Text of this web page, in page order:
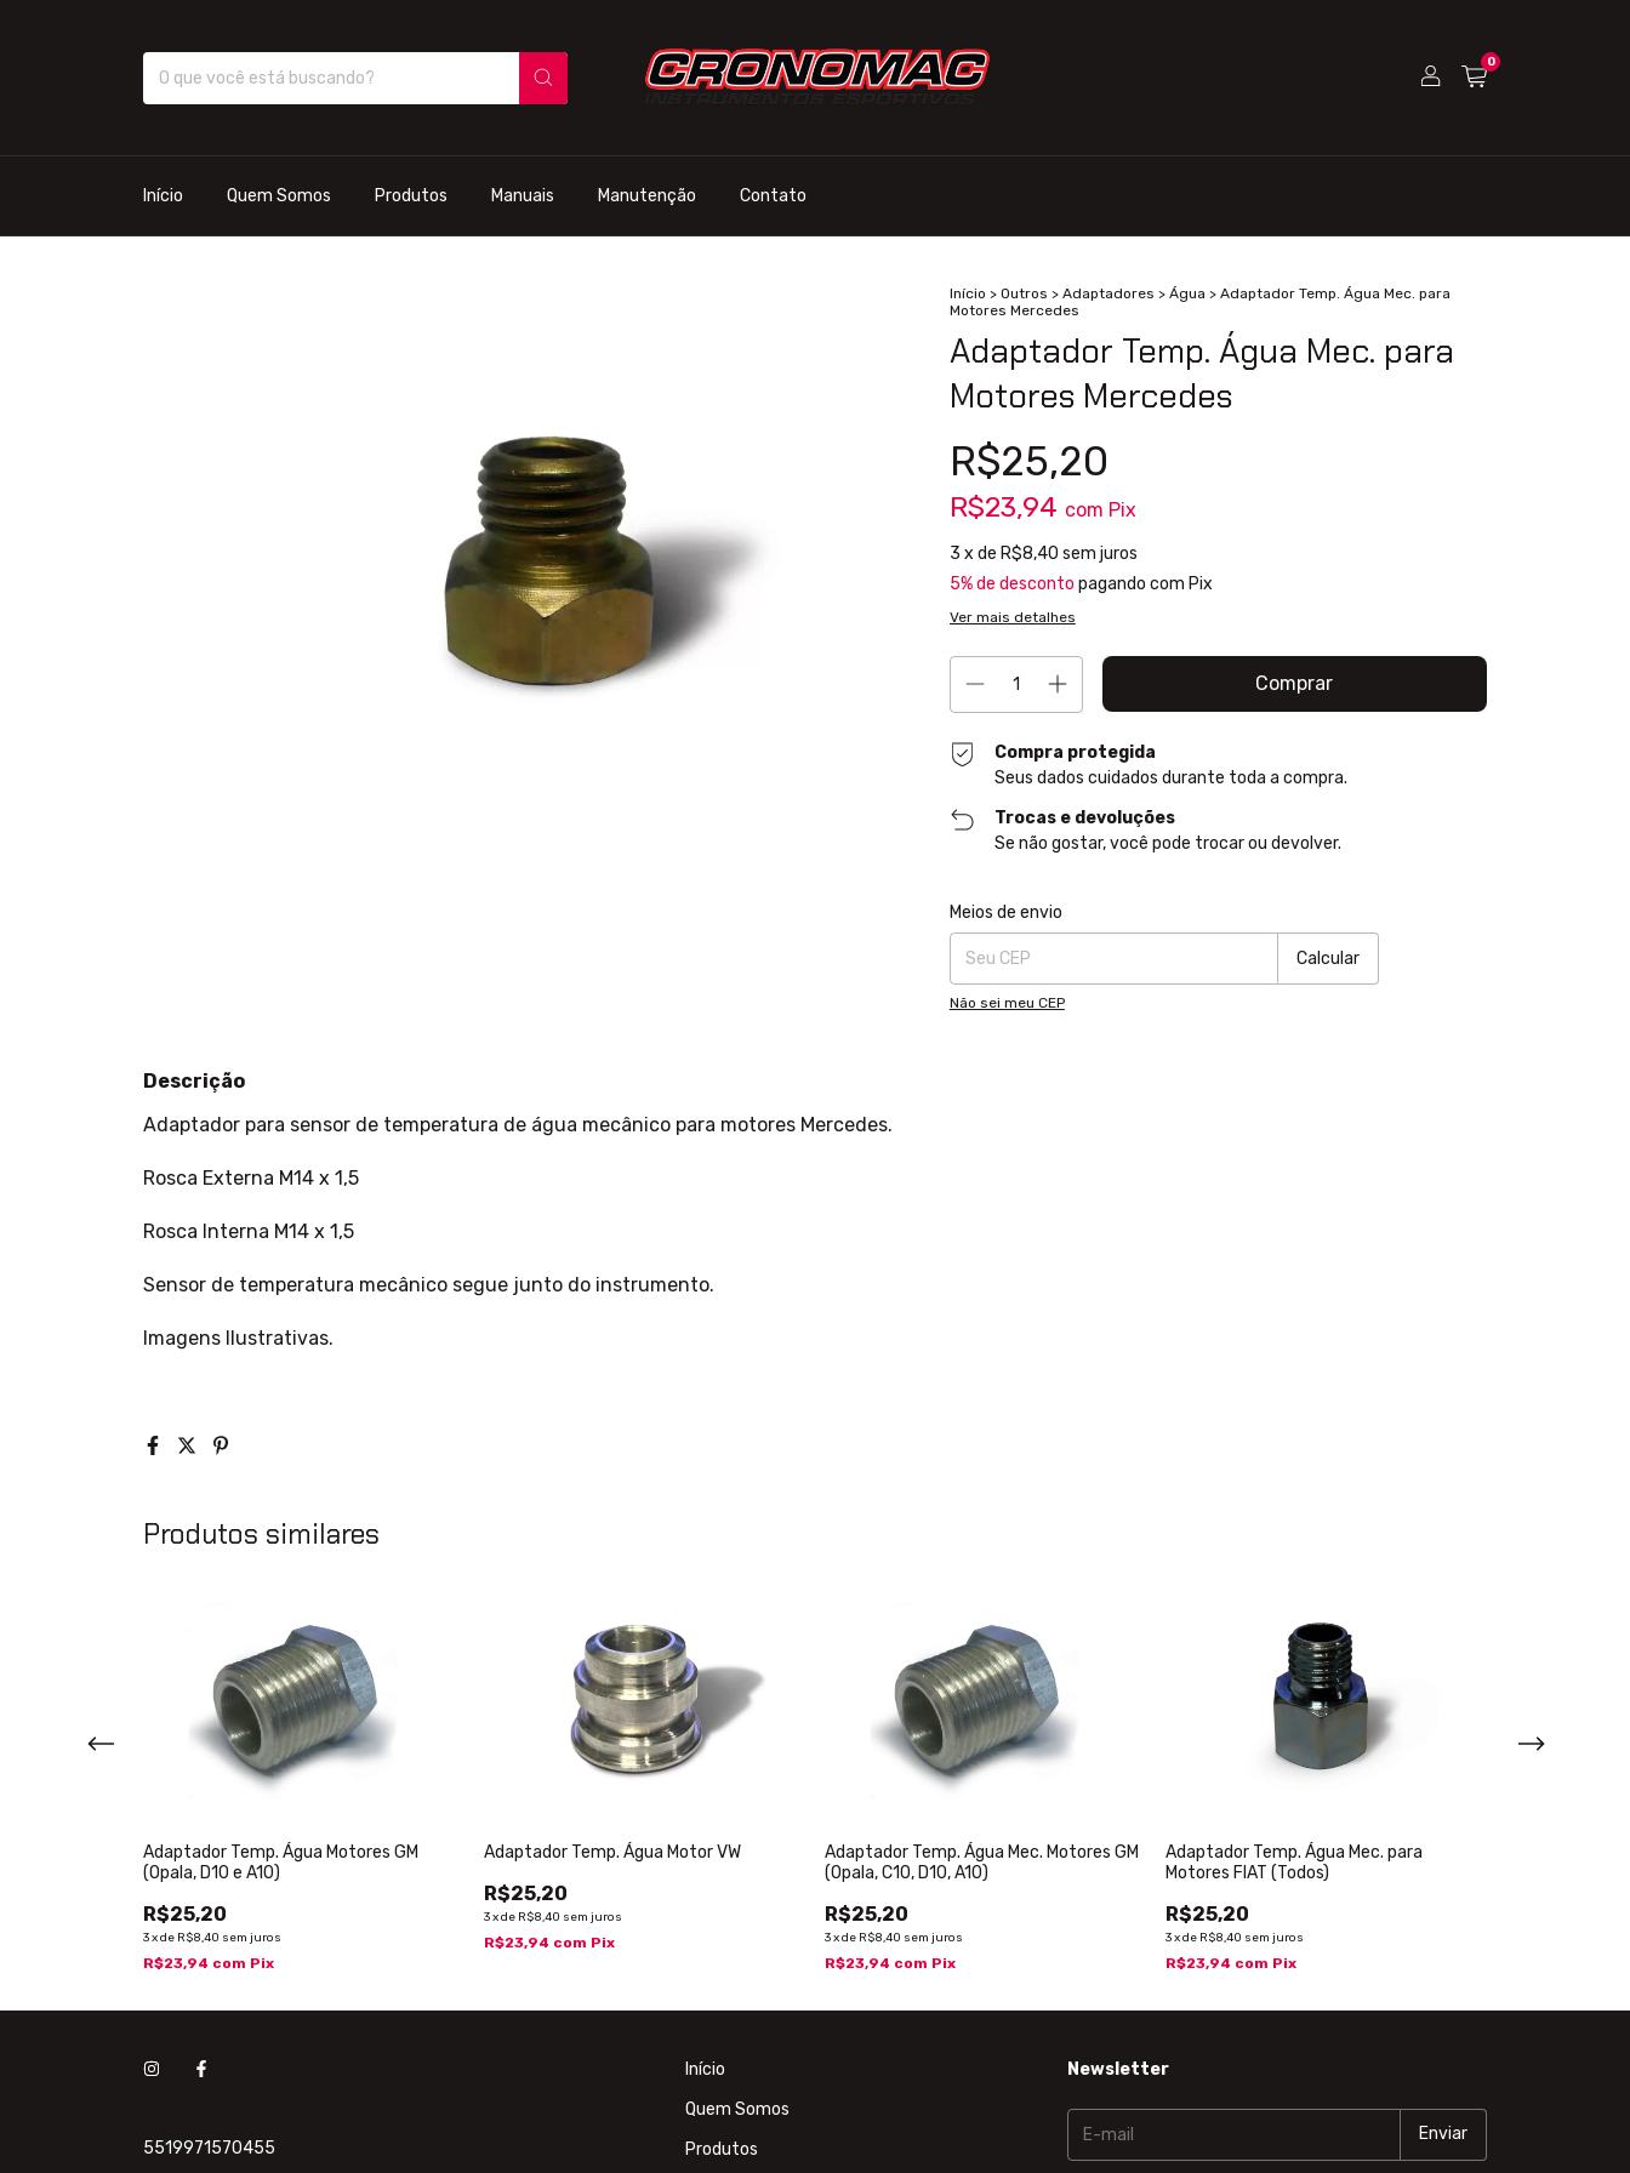
0
Início Quem Somos Produtos Manuais Manutenção Contato
Início > Outros > Adaptadores > Água > Adaptador Temp. Água Mec. para
Motores Mercedes
Adaptador Temp. Água Mec. para
Motores Mercedes
R$25,20
R$23,94 com Pix
3 x de R$8,40 sem juros
5% de desconto pagando com Pix
Ver mais detalhes
Compra protegida
Seus dados cuidados durante toda a compra.
Trocas e devoluções
Se não gostar, você pode trocar ou devolver.
Entregas para o CEP:
Meios de envio
Calcular
Não sei meu CEP
Descrição
Adaptador para sensor de temperatura de água mecânico para motores Mercedes.
Rosca Externa M14 x 1,5
Rosca Interna M14 x 1,5
Sensor de temperatura mecânico segue junto do instrumento.
Imagens Ilustrativas.
Produtos similares
Adaptador Temp. Água Motores GM
(Opala, D10 e A10)
R$25,20
3xde R$8,40 sem juros
R$23,94 com Pix
Adaptador Temp. Água Motor VW
R$25,20
3xde R$8,40 sem juros
R$23,94 com Pix
Adaptador Temp. Água Mec. Motores GM
(Opala, C10, D10, A10)
R$25,20
3xde R$8,40 sem juros
R$23,94 com Pix
Adaptador Temp. Água Mec. para
Motores FIAT (Todos)
R$25,20
3xde R$8,40 sem juros
R$23,94 com Pix
5519971570455
Início
Quem Somos
Produtos
Newsletter